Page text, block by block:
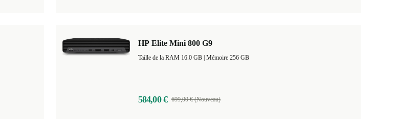
HP Elite Mini 800 G9
Mémoire 256 GB
584,00 € 699,00 € (Nouveau)